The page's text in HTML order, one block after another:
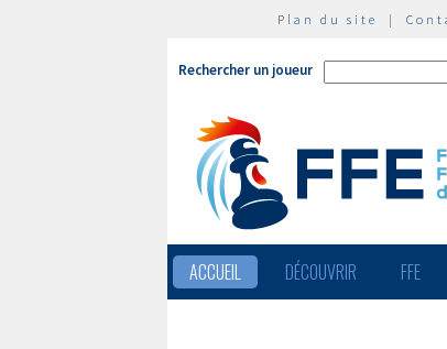
Plan du site |
Rechercher un joueur
ACCUEIL DÉCOUVRIR FFE